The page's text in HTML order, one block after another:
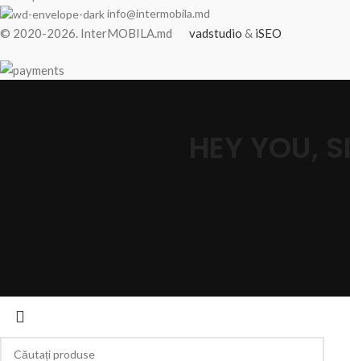
info@intermobila.md
© 2020-2026. InterMOBILA.md vadstudio & iSEO